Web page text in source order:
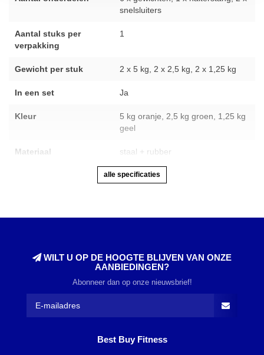
snelsluiters
Aantal stuks per
verpakking
1
Gewicht per stuk 2 x 5 kg, 2 x 2,5 kg, 2 x 1,25 kg
In een set Ja
Kleur
5 kg oranje, 2,5 kg groen, 1,25 kg
geel
Materiaal staal + rubber
alle specificaties
WILT U OP DE HOOGTE BLIJVEN VAN ONZE
AANBIEDINGEN?
Abonneer dan op onze nieuwsbrief!
Best Buy Fitness